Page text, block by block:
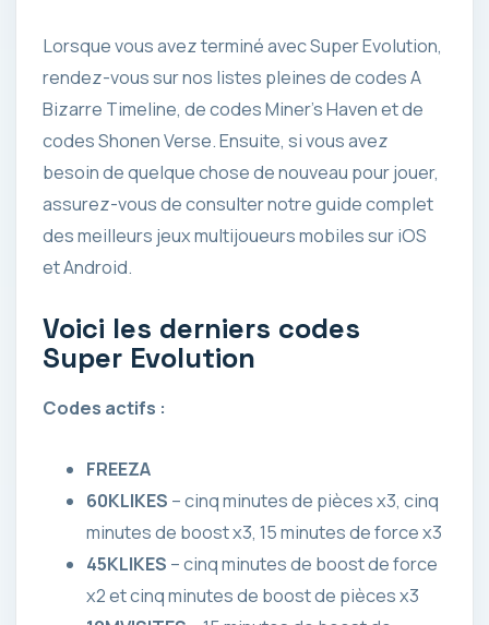
Lorsque vous avez terminé avec Super Evolution,
rendez-vous sur nos listes pleines de codes A
Bizarre Timeline, de codes Miner’s Haven et de
codes Shonen Verse. Ensuite, si vous avez
besoin de quelque chose de nouveau pour jouer,
assurez-vous de consulter notre guide complet
des meilleurs jeux multijoueurs mobiles sur iOS
et Android.
Voici les derniers codes
Super Evolution
Codes actifs :
FREEZA
60KLIKES – cinq minutes de pièces x3, cinq
minutes de boost x3, 15 minutes de force x3
45KLIKES – cinq minutes de boost de force
x2 et cinq minutes de boost de pièces x3